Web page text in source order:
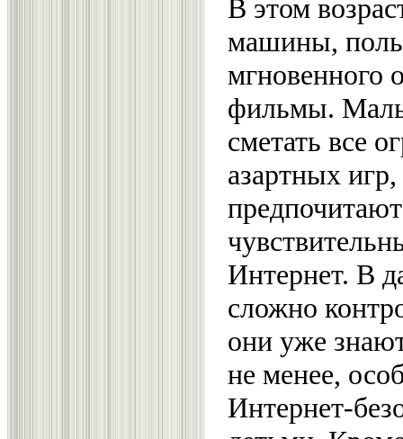
В этом
машины,
мгновенного
фильмы.
сметать все
азартных
Интернет. В
сложно
они уже
не менее,
Интернет-